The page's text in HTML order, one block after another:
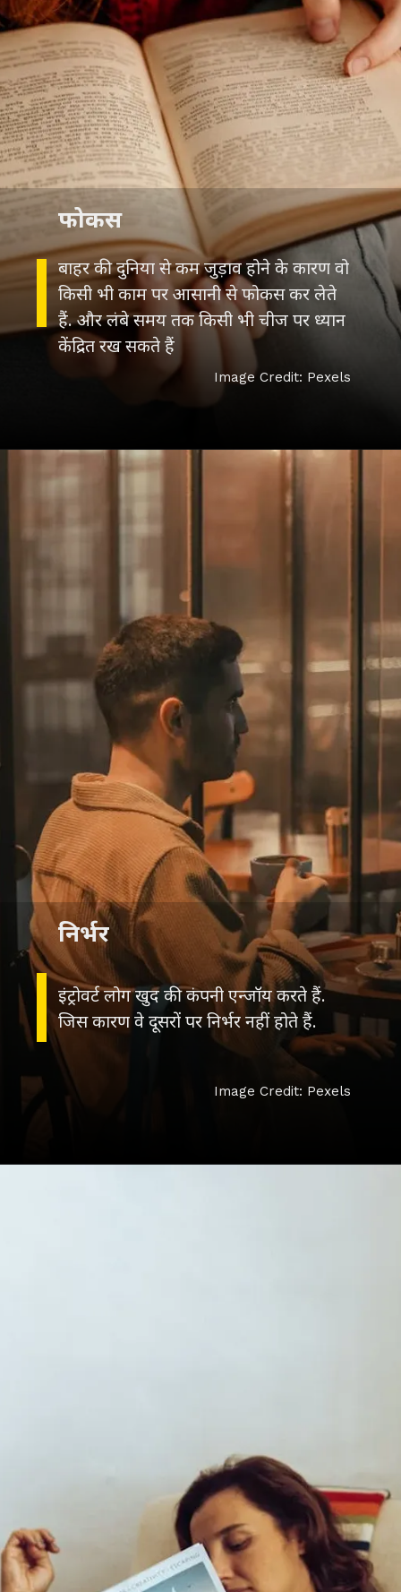
बाहर की दुनिया से कम जुड़ाव होने के कारण वो
किसी भी काम पर आसानी से फोकस कर लेते
हैं. और लंबे समय तक किसी भी चीज पर ध्यान
केंद्रित रख सकते हैं
फोकस
Image Credit: Pexels
इंट्रोवर्ट लोग खुद की कंपनी एन्जॉय करते हैं.
जिस कारण वे दूसरों पर निर्भर नहीं होते हैं.
निर्भर
Image Credit: Pexels